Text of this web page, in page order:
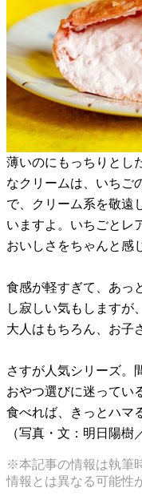
薄いのにもっちりとし
なクリームは、いちご
で、クリーム系を敬遠
いますよ。いちごとレ
おいしさをちゃんと感
食感が軽すぎて、あっ
し寂しい気もしますが
大人はもちろん、お子
さすが人気シリーズ。
おやつ選びに迷ってい
食べれば、きっとハマ
（写真・文：明日陽樹
※本記事の情報は執筆
情報とは異なる可能性